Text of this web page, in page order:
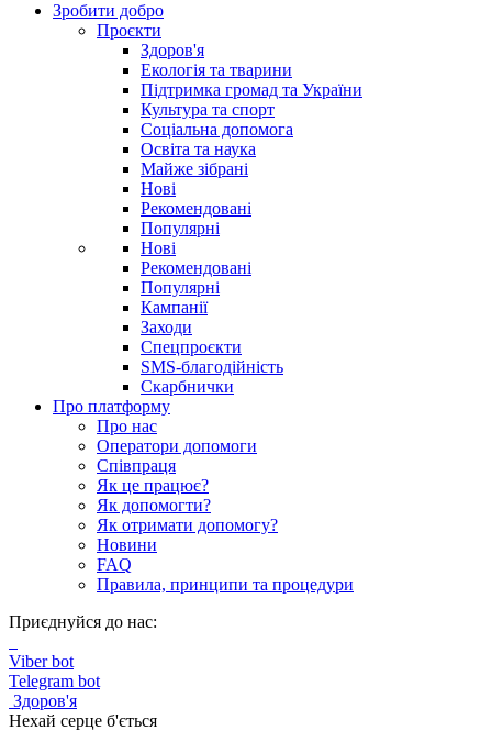
Зробити добро
Проєкти
Здоров'я
Екологія та тварини
Підтримка громад та України
Культура та спорт
Соціальна допомога
Освіта та наука
Майже зібрані
Нові
Рекомендовані
Популярні
Нові
Рекомендовані
Популярні
Кампанії
Заходи
Спецпроєкти
SMS-благодійність
Скарбнички
Про платформу
Про нас
Оператори допомоги
Співпраця
Як це працює?
Як допомогти?
Як отримати допомогу?
Новини
FAQ
Правила, принципи та процедури
Приєднуйся до нас:
Viber bot
Telegram bot
Здоров'я
Нехай серце б'ється